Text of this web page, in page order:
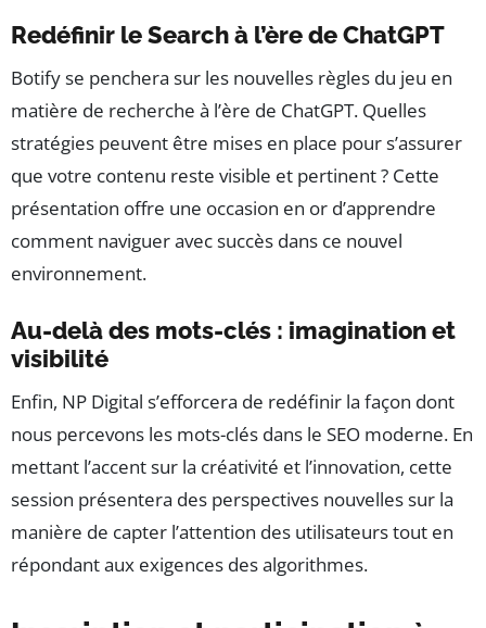
Redéfinir le Search à l’ère de ChatGPT
Botify se penchera sur les nouvelles règles du jeu en
matière de recherche à l’ère de ChatGPT. Quelles
stratégies peuvent être mises en place pour s’assurer
que votre contenu reste visible et pertinent ? Cette
présentation offre une occasion en or d’apprendre
comment naviguer avec succès dans ce nouvel
environnement.
Au-delà des mots-clés : imagination et
visibilité
Enfin, NP Digital s’efforcera de redéfinir la façon dont
nous percevons les mots-clés dans le SEO moderne. En
mettant l’accent sur la créativité et l’innovation, cette
session présentera des perspectives nouvelles sur la
manière de capter l’attention des utilisateurs tout en
répondant aux exigences des algorithmes.